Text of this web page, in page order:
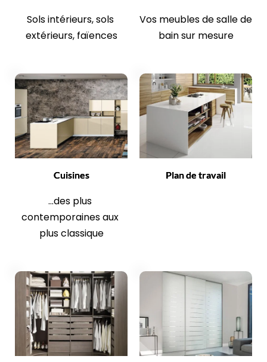
Sols intérieurs, sols
extérieurs, faïences
Vos meubles de salle de
bain sur mesure
Cuisines
...des plus
contemporaines aux
plus classique
Plan de travail